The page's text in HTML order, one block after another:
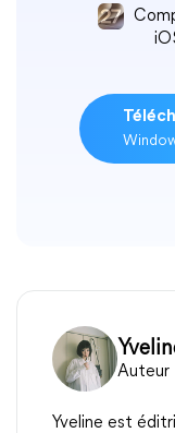
Auteur
Yveline est